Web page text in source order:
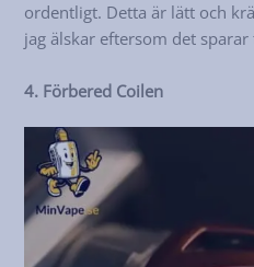
ordentligt. Detta är lätt och
jag älskar eftersom det
4. Förbered Coilen